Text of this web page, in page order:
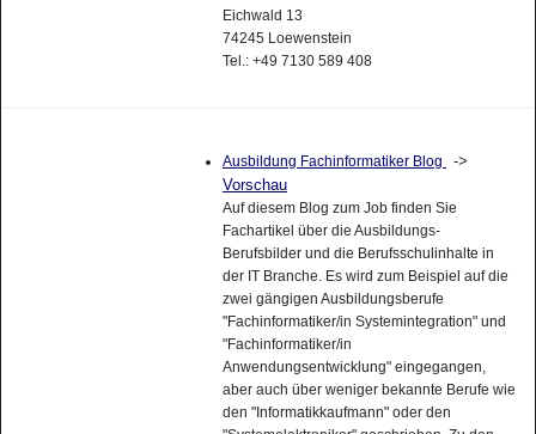
Eichwald 13
74245 Loewenstein
Tel.: +49 7130 589 408
Ausbildung Fachinformatiker Blog
->
Vorschau
Auf diesem Blog zum Job finden Sie
Fachartikel über die Ausbildungs-
Berufsbilder und die Berufsschulinhalte in
der IT Branche. Es wird zum Beispiel auf die
zwei gängigen Ausbildungsberufe
"Fachinformatiker/in Systemintegration" und
"Fachinformatiker/in
Anwendungsentwicklung" eingegangen,
aber auch über weniger bekannte Berufe wie
den "Informatikkaufmann" oder den